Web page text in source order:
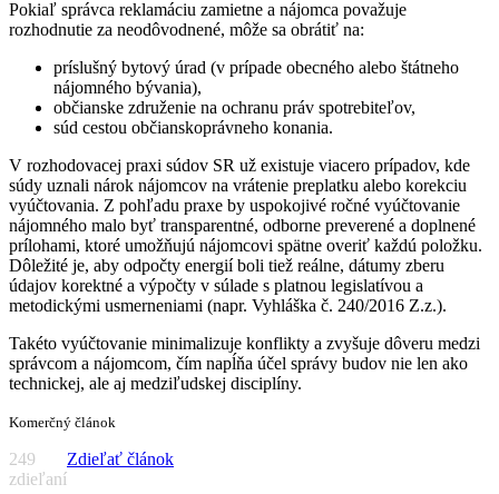
Pokiaľ správca reklamáciu zamietne a nájomca považuje
rozhodnutie za neodôvodnené, môže sa obrátiť na:
príslušný bytový úrad (v prípade obecného alebo štátneho
nájomného bývania),
občianske združenie na ochranu práv spotrebiteľov,
súd cestou občianskoprávneho konania.
V rozhodovacej praxi súdov SR už existuje viacero prípadov, kde
súdy uznali nárok nájomcov na vrátenie preplatku alebo korekciu
vyúčtovania. Z pohľadu praxe by uspokojivé ročné vyúčtovanie
nájomného malo byť transparentné, odborne preverené a doplnené
prílohami, ktoré umožňujú nájomcovi spätne overiť každú položku.
Dôležité je, aby odpočty energií boli tiež reálne, dátumy zberu
údajov korektné a výpočty v súlade s platnou legislatívou a
metodickými usmerneniami (napr. Vyhláška č. 240/2016 Z.z.).
Takéto vyúčtovanie minimalizuje konflikty a zvyšuje dôveru medzi
správcom a nájomcom, čím napĺňa účel správy budov nie len ako
technickej, ale aj medziľudskej disciplíny.
Komerčný článok
249
zdieľaní
Zdieľať článok